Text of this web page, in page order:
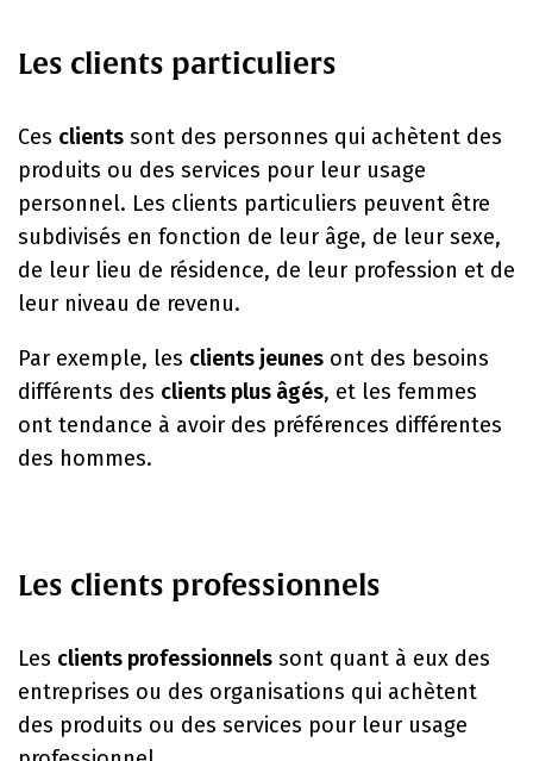
Les clients particuliers
Ces clients sont des personnes qui achètent des
produits ou des services pour leur usage
personnel. Les clients particuliers peuvent être
subdivisés en fonction de leur âge, de leur sexe,
de leur lieu de résidence, de leur profession et de
leur niveau de revenu.
Par exemple, les clients jeunes ont des besoins
différents des clients plus âgés, et les femmes
ont tendance à avoir des préférences différentes
des hommes.
Les clients professionnels
Les clients professionnels sont quant à eux des
entreprises ou des organisations qui achètent
des produits ou des services pour leur usage